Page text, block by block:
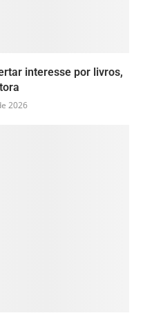
interesse por livros,
2026